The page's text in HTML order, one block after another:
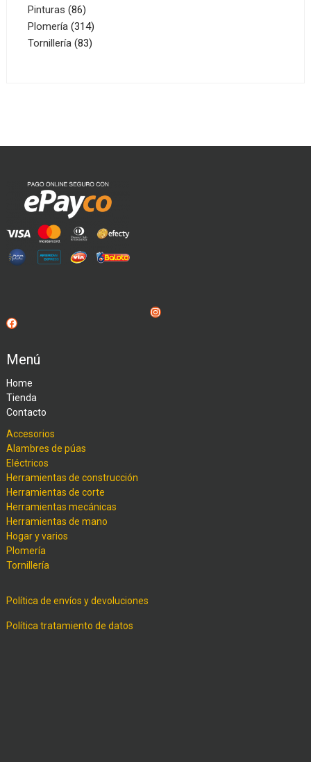
Pinturas 8686
productos
Plomería 314314
productos
Tornillería 8383
Instagram
Facebook
Menú
Home
Tienda
Contacto
Accesorios
Alambres de púas
Eléctricos
Herramientas de construcción
Herramientas de corte
Herramientas mecánicas
Herramientas de mano
Hogar y varios
Plomería
Tornillería
Política de envíos y devoluciones
Política tratamiento de datos